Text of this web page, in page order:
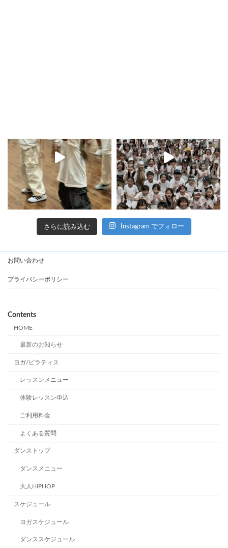
さらに読み込む Instagram でフォロー
お問い合わせ
プライバシーポリシー
Contents
HOME
最新のお知らせ
ヨガ/ピラティス
レッスンメニュー
体験レッスン申込
ご利用料金
よくある質問
ダンストップ
ダンスメニュー
大人HIPHOP
スケジュール
ヨガスケジュール
ダンススケジュール